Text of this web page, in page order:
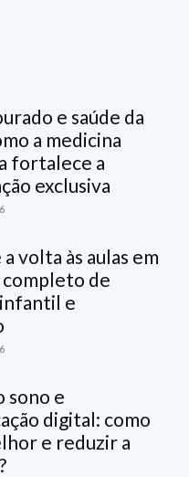
e saúde da
a medicina
fortalece a
exclusiva
volta às aulas em
completo de
e
sono e
digital: como
e reduzir a